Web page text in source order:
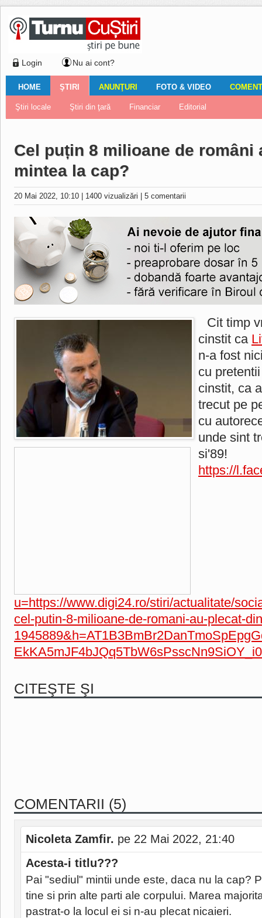
Login Nu ai cont?
HOME
Ştiri locale Turnaţi aici! Nemulţumirile localnicilor
ŞTIRI
Ştiri locale Ştiri din ţară Financiar Editorial
ANUNŢURI
Imobiliare Auto Închirieri Vânzări Locuri de muncă
FOTO & VIDEO
Galerii Foto Galerii video
Comentariul zilei
Cel puțin 8 milioane de
mintea la cap?
20 Mai 2022, 10:10 1400 vizualizări 5 comentarii
Cit timp
cinstit ca
n-a fost
cu
cinstit, ca
trecut pe
cu
unde sint
si'89!
https://
u=https://www.digi24.ro/stiri/actualitate/
cel-putin-8-milioane-de-romani-au-plecat-
CITEŞTE ŞI
COMENTARII (5)
Nicoleta Zamfir. pe 22 Mai 2022, 21:40
Acesta-i titlu???
Pai "sediul" mintii unde este, daca nu la cap?
tine si prin alte parti ale corpului. Marea
pastrat-o la locul ei si n-au plecat nicaieri.